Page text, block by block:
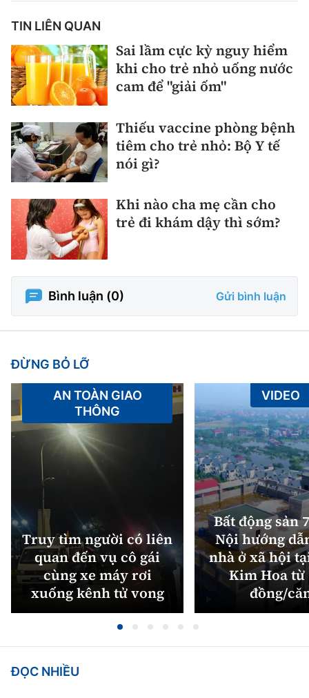
TIN LIÊN QUAN
Sai lầm cực kỳ nguy hiểm
khi cho trẻ nhỏ uống nước
cam để "giải ốm"
Thiếu vaccine phòng bệnh
tiêm cho trẻ nhỏ: Bộ Y tế
nói gì?
Khi nào cha mẹ cần cho
trẻ đi khám dậy thì sớm?
Bình luận (0) Gửi bình luận
ĐỪNG BỎ LỠ
Truy tìm người có liên
quan đến vụ cô gái
cùng xe máy rơi
xuống kênh tử vong
AN TOÀN GIAO
THÔNG
Bất động sản
Nội hướng
nhà ở xã hội
Kim Hoa từ
đồng/
VIDEO
ĐỌC NHIỀU